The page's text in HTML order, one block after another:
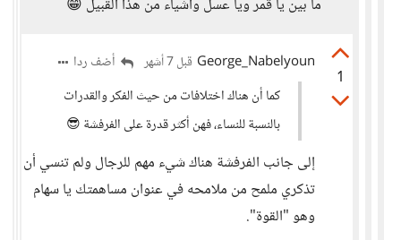
ما بين يا قمر ويا عسل وأشياء من هذا القبيل 😁
1
George_Nabelyoun قبل 7 أشهر
أضف ردا
كما أن هناك اختلافات من حيث الفكر والقدرات
بالنسبة للنساء، فهن أكثر قدرة على الفرفشة 😎
إلى جانب الفرفشة هناك شيء مهم للرجال ولم تنسي أن
تذكري ملمح من ملامحه في عنوان مساهمتك يا سهام
وهو "القوة".